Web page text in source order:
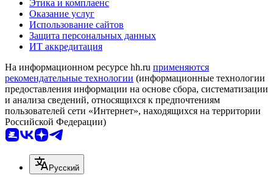
Этика и комплаенс
Оказание услуг
Использование сайтов
Защита персональных данных
ИТ аккредитация
На информационном ресурсе hh.ru применяются
рекомендательные технологии (информационные технологии
предоставления информации на основе сбора, систематизации
и анализа сведений, относящихся к предпочтениям
пользователей сети «Интернет», находящихся на территории
Российской Федерации)
Русский